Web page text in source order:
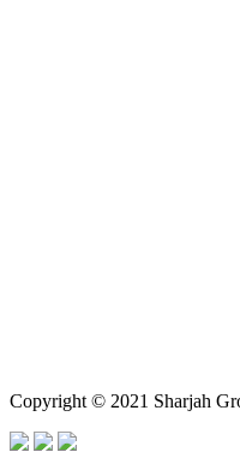
Copyright © 2021 Sharjah